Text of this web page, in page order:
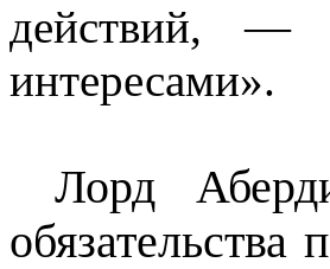
действий, —
интересами».
Лорд